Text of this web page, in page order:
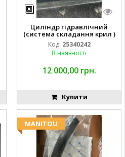
Циліндр гідравлічний
(система складання крил )
Код: 25340242
В наявності
12 000,00 грн.
Купити
MANITOU